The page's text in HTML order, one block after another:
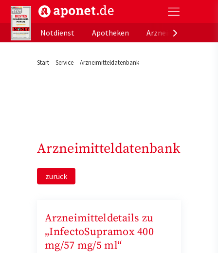
aponet.de - Das offizielle Gesundheitsportal der
Notdienst
Apotheken
Start Service Arzneimitteldatenbank
Arzneimitteldatenbank
zurück
Arzneimitteldetails zu
„InfectoSupramox 400
mg/57 mg/5 ml“